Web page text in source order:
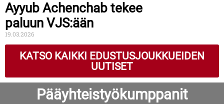
Ayyub Achenchab tekee
paluun VJS:ään
19.03.2026
KATSO KAIKKI EDUSTUSJOUKKUEIDEN
UUTISET
Pääyhteistyökumppanit